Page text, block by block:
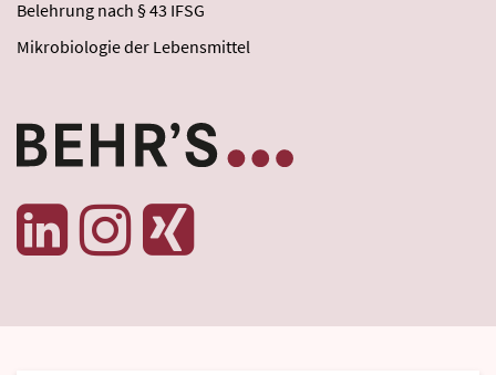
Belehrung nach § 43 IFSG
Mikrobiologie der Lebensmittel